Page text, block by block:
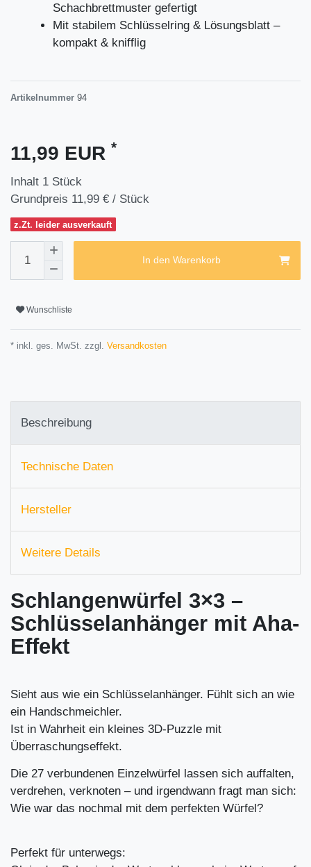
Schachbrettmuster gefertigt
Mit stabilem Schlüsselring & Lösungsblatt –
kompakt & knifflig
Artikelnummer 94
11,99 EUR *
Inhalt 1 Stück
Grundpreis 11,99 € / Stück
z.Zt. leider ausverkauft
In den Warenkorb
Wunschliste
* inkl. ges. MwSt. zzgl. Versandkosten
Beschreibung
Technische Daten
Hersteller
Weitere Details
Schlangenwürfel 3×3 –
Schlüsselanhänger mit Aha-
Effekt
Sieht aus wie ein Schlüsselanhänger. Fühlt sich an wie
ein Handschmeichler.
Ist in Wahrheit ein kleines 3D-Puzzle mit
Überraschungseffekt.
Die 27 verbundenen Einzelwürfel lassen sich auffalten,
verdrehen, verknoten – und irgendwann fragt man sich:
Wie war das nochmal mit dem perfekten Würfel?
Perfekt für unterwegs: